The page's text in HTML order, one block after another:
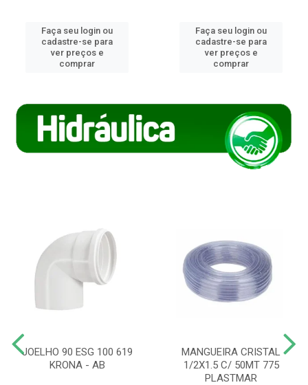
Faça seu login ou
cadastre-se para
ver preços e
comprar
Faça seu login ou
cadastre-se para
ver preços e
comprar
JOELHO 90 ESG 100 619
KRONA - AB
MANGUEIRA CRISTAL
1/2X1.5 C/ 50MT 775
PLASTMAR